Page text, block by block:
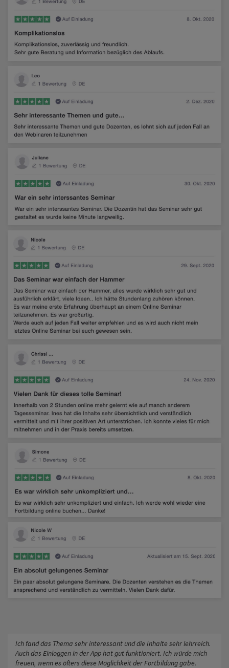
Ich fand das Thema sehr interessant und die Inhalte sehr lehrreich.
Auch das Einloggen in der App hat gut funktioniert. Ich würde mich
freuen, wenn es öfters diese Möglichkeit der Fortbildung gäbe.